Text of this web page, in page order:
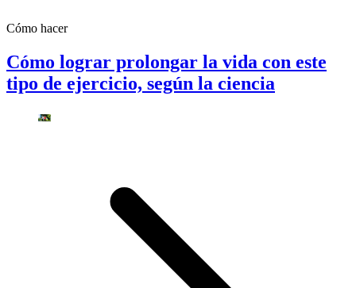
Cómo hacer
Cómo lograr prolongar la vida con este
tipo de ejercicio, según la ciencia